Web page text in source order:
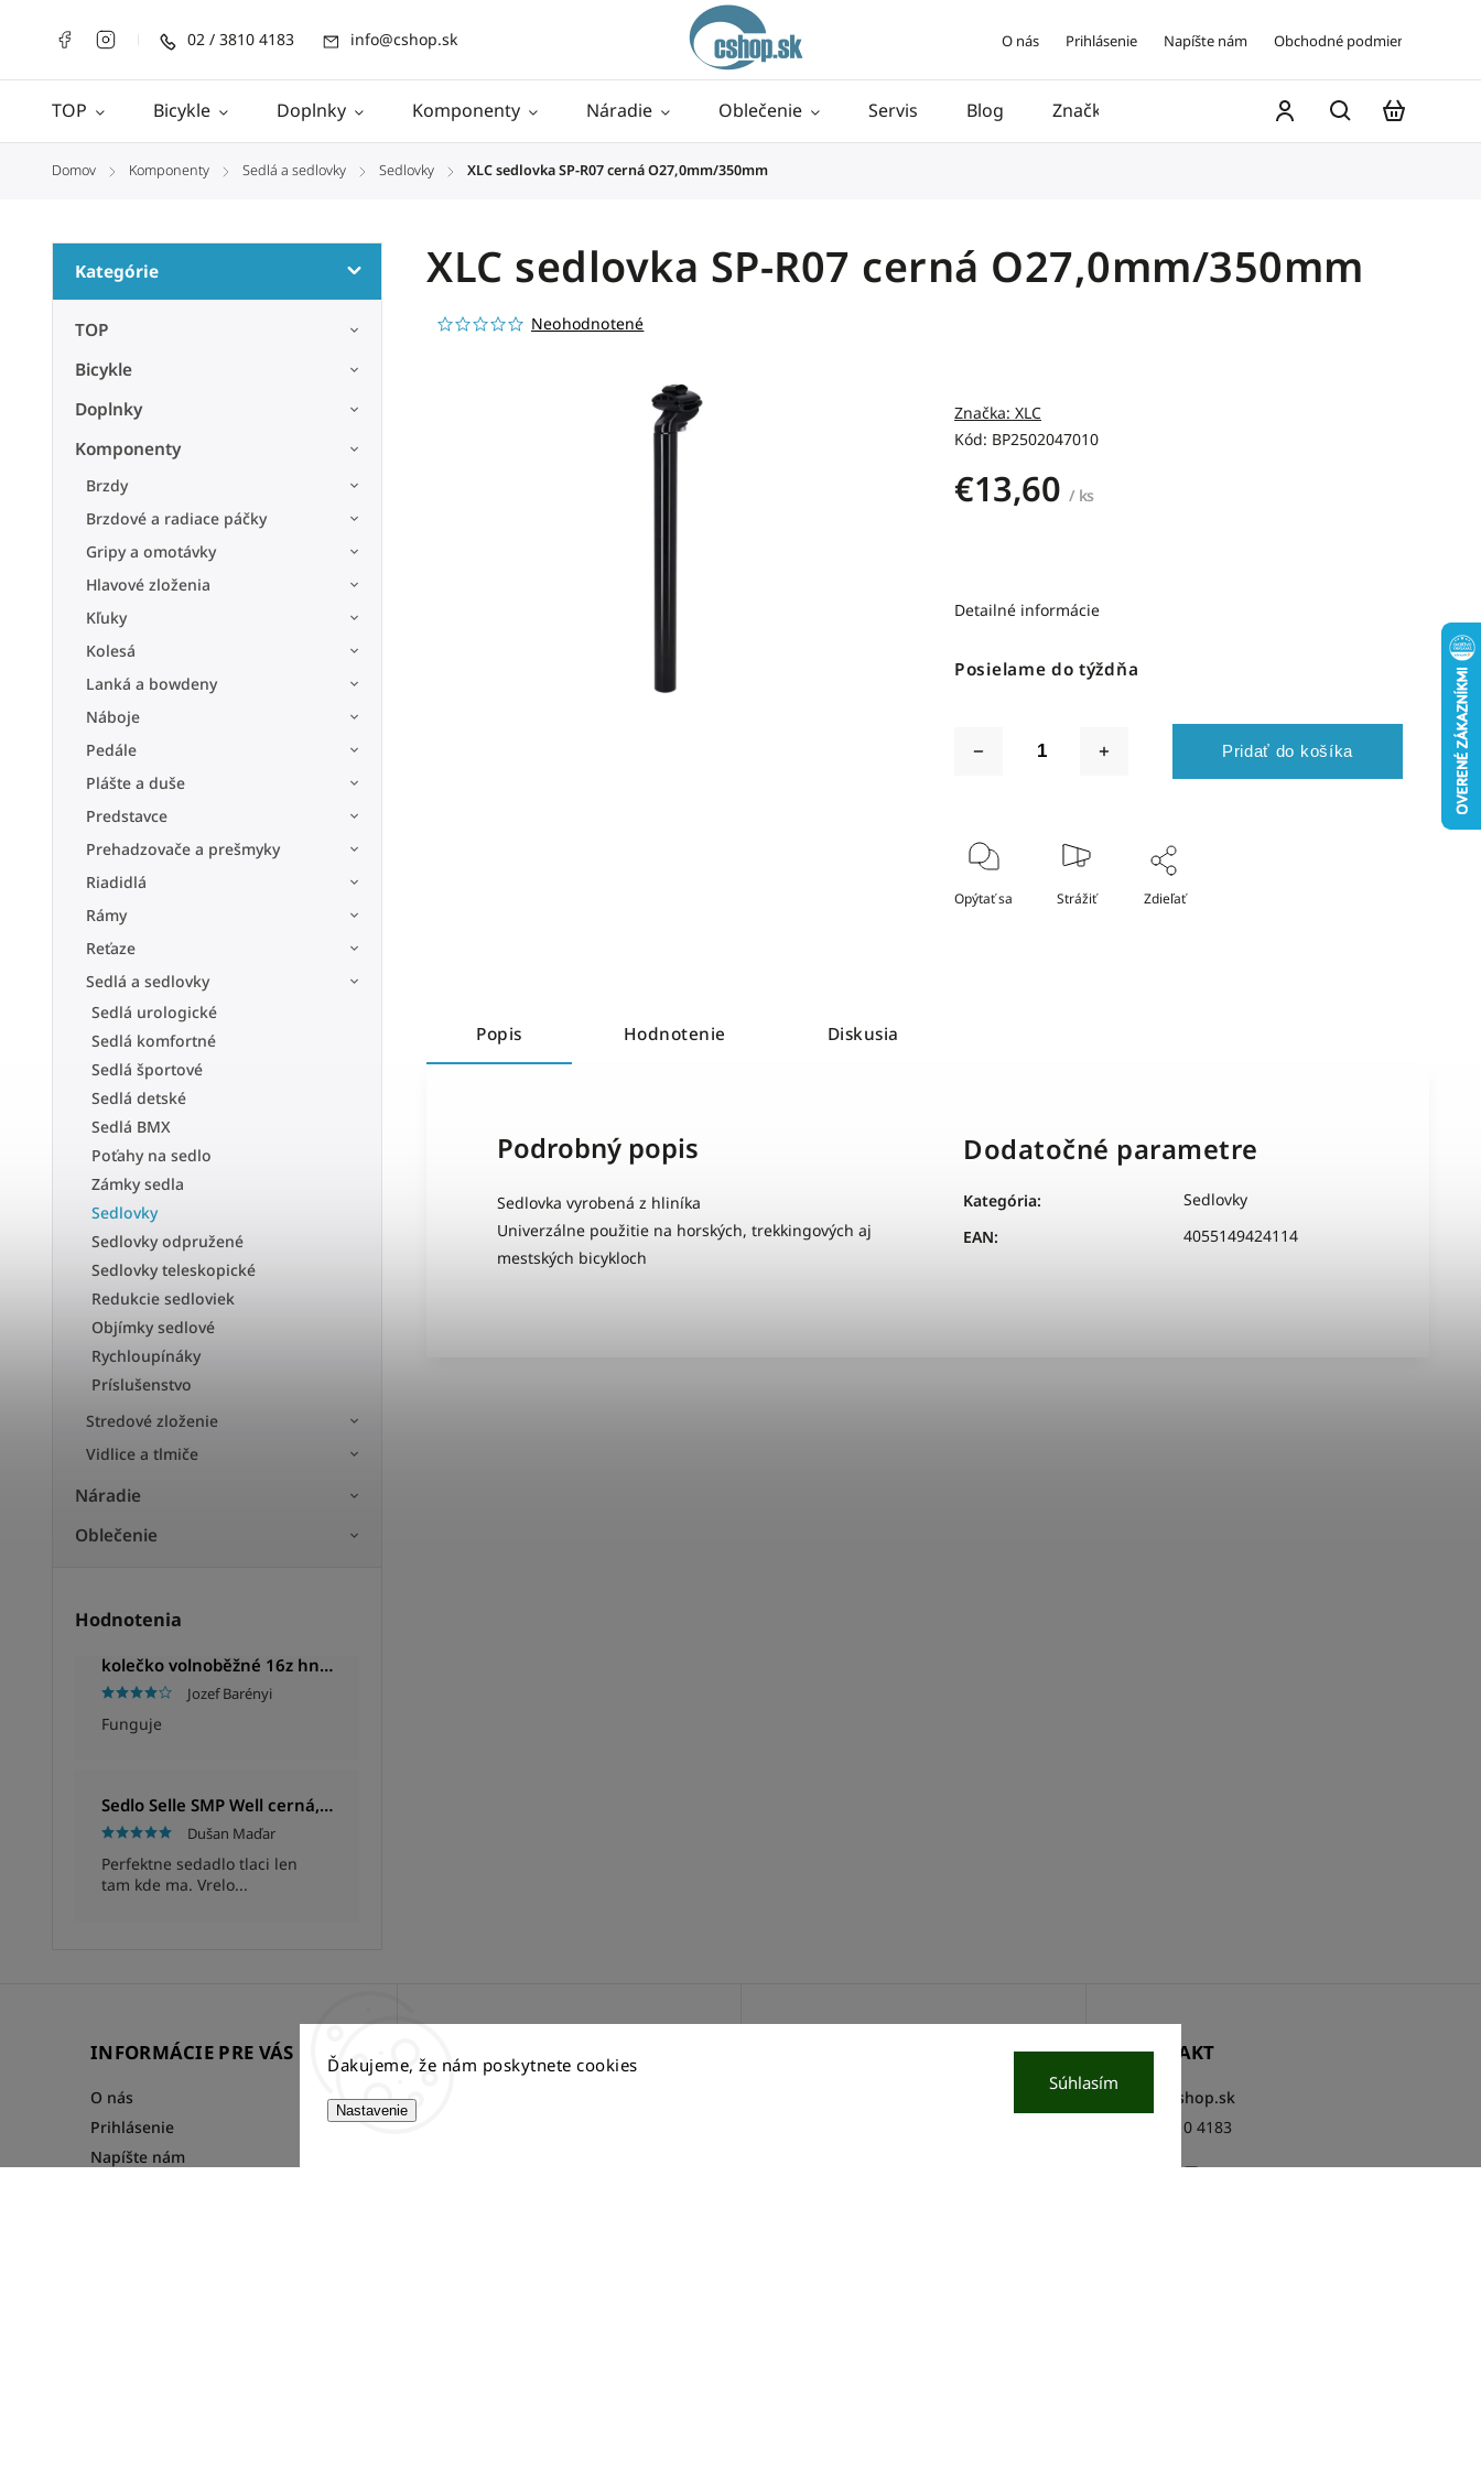
Ďakujeme, že nám poskytnete cookies
Nastavenie
Súhlasím
02 / 3810 4183 info@cshop.sk O nás Prihlásenie Napíšte nám Obchodné podmienky
TOP Bicykle Doplnky Komponenty Náradie Oblečenie Servis Blog Značky
Domov / Komponenty / Sedlá a sedlovky / Sedlovky / XLC sedlovka SP-R07 cerná O27,0mm/350mm
Kategórie
TOP
Bicykle
Doplnky
Komponenty
Brzdy
Brzdové a radiace páčky
Gripy a omotávky
Hlavové zloženia
Kľuky
Kolesá
Lanká a bowdeny
Náboje
Pedále
Plášte a duše
Predstavce
Prehadzovače a prešmyky
Riadidlá
Rámy
Reťaze
Sedlá a sedlovky
Sedlá urologické
Sedlá komfortné
Sedlá športové
Sedlá detské
Sedlá BMX
Poťahy na sedlo
Zámky sedla
Sedlovky
Sedlovky odpružené
Sedlovky teleskopické
Redukcie sedloviek
Objímky sedlové
Rychloupínáky
Príslušenstvo
Stredové zloženie
Vidlice a tlmiče
Náradie
Oblečenie
Hodnotenia
kolečko volnoběžné 16z hnědé
Jozef Barényi
Funguje
Sedlo Selle SMP Well cerná, Unisex, 280x144mm, 280g
Dušan Maďar
Perfektne sedadlo tlaci len
tam kde ma. Vrelo...
XLC sedlovka SP-R07 cerná O27,0mm/350mm
Neohodnotené
Kód: BP2502047010
Značka: XLC
€13,60 / ks
Posielame do týždňa
Pridať do košíka
Detailné informácie
Opýtať sa Strážiť Zdieľať
Popis Hodnotenie Diskusia
Podrobný popis
Sedlovka vyrobená z hliníka
Univerzálne použitie na horských, trekkingových aj
mestských bicykloch
Dodatočné parametre
Kategória:
Sedlovky
EAN: 4055149424114
INFORMÁCIE PRE VÁS
O nás
Prihlásenie
Napíšte nám
FACEBOOK KONTAKT
cshop.sk
02 / 3810 4183
FacebookInstagramhttp://www.youtube.com/